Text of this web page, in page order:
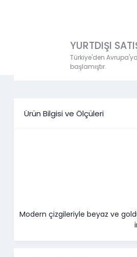
YURTDIŞI
Türkiye'den Avrupa'ya
başlamıştır.
Ürün Bilgisi ve Ölçüleri
Modern çizgileriyle beyaz ve